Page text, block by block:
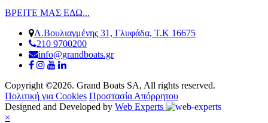
ΒΡΕΙΤΕ ΜΑΣ ΕΔΩ...
Λ.Βουλιαγμένης 31, Γλυφάδα, Τ.Κ 16675
210 9700200
info@grandboats.gr
Copyright ©2026. Grand Boats SA, All rights reserved.
Πολιτική για Cookies Προστασία Απόρρητου
Designed and Developed by Web Experts
×